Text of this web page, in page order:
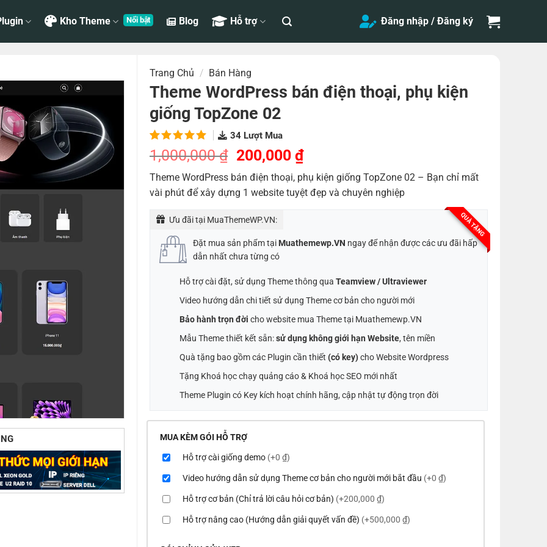
Kho Theme Blog Hỗ trợ Đăng nhập / Đăng ký
Trang Chủ / Bán Hàng
Theme WordPress bán điện thoại, phụ kiện
giống TopZone 02
5.00trên
5 dựa
trên
1
đánh
giá
34 Lượt Mua
1,000,000₫ Giá
gốc
là:
1,000,000 ₫.
200,000 ₫Giá
hiện
tại
là:
Theme WordPress bán điện thoại, phụ kiện giống TopZone 02 – Bạn chỉ mất
vài phút để xây dựng 1 website tuyệt đẹp và chuyên nghiệp
QUÀ TẶNG
Ưu đãi tại MuaThemeWP.VN:
Đặt mua sản phẩm tại Muathemewp.VN ngay để nhận được các ưu đãi hấp
dẫn nhất chưa từng có
Hỗ trợ cài đặt, sử dụng Theme thông qua Teamview / Ultraviewer
Video hướng dẫn chi tiết sử dụng Theme cơ bản cho người mới
Bảo hành trọn đời cho website mua Theme tại Muathemewp.VN
Mẫu Theme thiết kết sẵn:sử dụng không giới hạn Website, tên miền
Quà tặng bao gồm các Plugin cần thiết (có key)cho Website Wordpress
Tặng Khoá học chạy quảng cáo & Khoá học SEO mới nhất
Theme Plugin có Key kích hoạt chính hãng, cập nhật tự động trọn đời
MUA KÈM GÓI HỖ TRỢ
Hỗ trợ cài giống demo (+0 ₫)
Video hướng dẫn sử dụng Theme cơ bản cho người mới bắt đầu (+0 ₫)
Hỗ trợ cơ bản (Chỉ trả lời câu hỏi cơ bản) (+200,000 ₫)
Hỗ trợ nâng cao (Hướng dẫn giải quyết vấn đề) (+500,000 ₫)